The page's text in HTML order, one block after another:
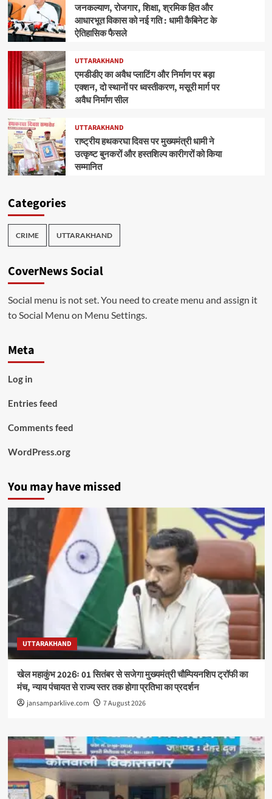
जनकल्याण, रोजगार, शिक्षा, श्रमिक हित और
आधारभूत विकास को नई गति : धामी कैबिनेट के
ऐतिहासिक फैसले
UTTARAKHAND
एमडीडीए का अवैध प्लाटिंग और निर्माण पर बड़ा
एक्शन, दो स्थानों पर ध्वस्तीकरण, मसूरी मार्ग पर
अवैध निर्माण सील
UTTARAKHAND
राष्ट्रीय हथकरघा दिवस पर मुख्यमंत्री धामी ने
उत्कृष्ट बुनकरों और हस्तशिल्प कारीगरों को किया
सम्मानित
Categories
CRIME UTTARAKHAND
CoverNews Social
Social menu is not set. You need to create menu and assign it
to Social Menu on Menu Settings.
Meta
Log in
Entries feed
Comments feed
WordPress.org
You may have missed
UTTARAKHAND
खेल महाकुंभ 2026ः 01 सितंबर से सजेगा मुख्यमंत्री चौम्पियनशिप ट्रॉफी का
मंच, न्याय पंचायत से राज्य स्तर तक होगा प्रतिभा का प्रदर्शन
jansamparklive.com 7 August 2026